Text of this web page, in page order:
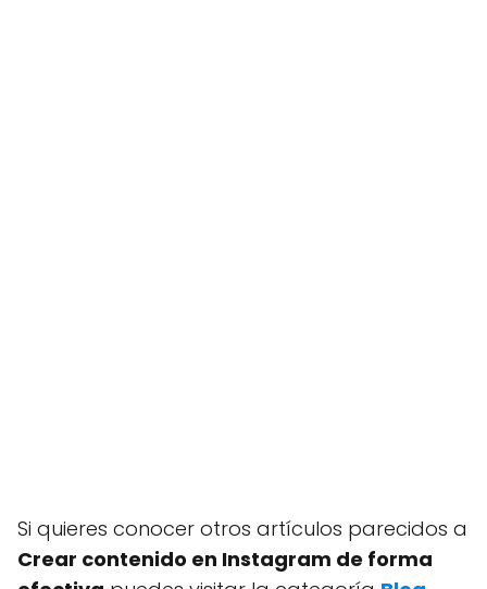
Si quieres conocer otros artículos parecidos a
Crear contenido en Instagram de forma